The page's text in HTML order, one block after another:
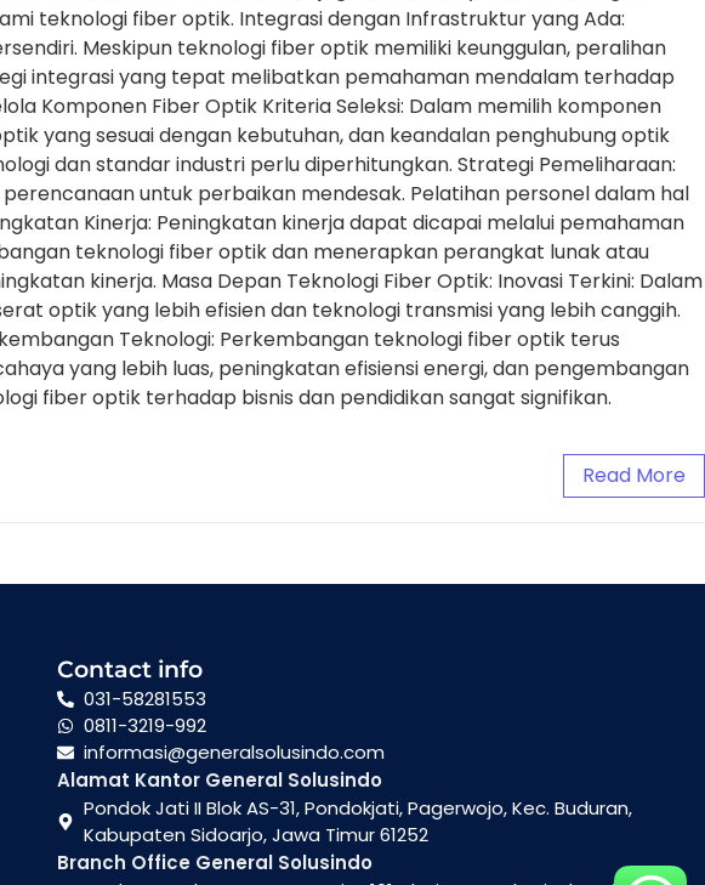
teknologi fiber optik. Integrasi dengan Infrastruktur yang Ada:
Meskipun teknologi fiber optik memiliki keunggulan, peralihan
integrasi yang tepat melibatkan pemahaman mendalam terhadap
Komponen Fiber Optik Kriteria Seleksi: Dalam memilih komponen
yang sesuai dengan kebutuhan, dan keandalan penghubung optik
dan standar industri perlu diperhitungkan. Strategi Pemeliharaan:
untuk perbaikan mendesak. Pelatihan personel dalam hal
Kinerja: Peningkatan kinerja dapat dicapai melalui pemahaman
teknologi fiber optik dan menerapkan perangkat lunak atau
kinerja. Masa Depan Teknologi Fiber Optik: Inovasi Terkini: Dalam
optik yang lebih efisien dan teknologi transmisi yang lebih canggih.
Teknologi: Perkembangan teknologi fiber optik terus
yang lebih luas, peningkatan efisiensi energi, dan pengembangan
fiber optik terhadap bisnis dan pendidikan sangat signifikan.
Read More
Contact info
031-58281553
0811-3219-992
informasi@generalsolusindo.com
Alamat Kantor General Solusindo
Pondok Jati II Blok AS-31, Pondokjati, Pagerwojo, Kec. Buduran,
Kabupaten Sidoarjo, Jawa Timur 61252
Branch Office General Solusindo